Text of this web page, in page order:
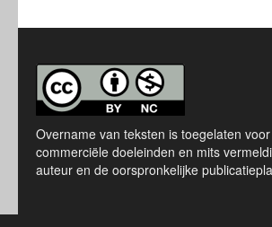
Overname van teksten is toegelaten
commerciële doeleinden en mits
auteur en de oorspronkelijke